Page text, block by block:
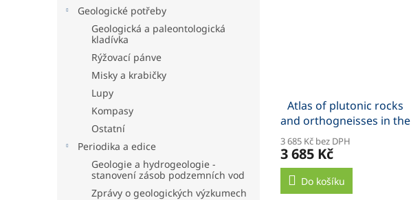
Geologické potřeby
Geologická a paleontologická
kladívka
Rýžovací pánve
Misky a krabičky
Lupy
Kompasy
Ostatní
Periodika a edice
Geologie a hydrogeologie -
stanovení zásob podzemních vod
Zprávy o geologických výzkumech
Atlas of plutonic rocks
and orthogneisses in the
Bohemian Massif
3 685 Kč bez DPH
3 685 Kč
Do košíku